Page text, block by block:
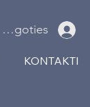
KONTAKTI
Ielogoties